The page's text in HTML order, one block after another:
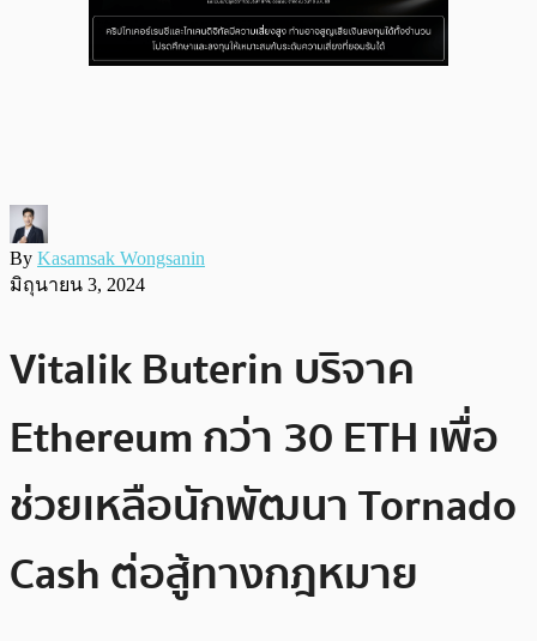
By Kasamsak Wongsanin
มิถุนายน 3, 2024
Vitalik Buterin บริจาค
Ethereum กว่า 30 ETH เพื่อ
ช่วยเหลือนักพัฒนา Tornado
Cash ต่อสู้ทางกฎหมาย